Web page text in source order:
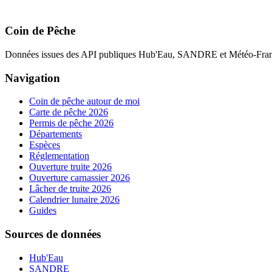
Coin de Pêche
Données issues des API publiques Hub'Eau, SANDRE et Météo-
Navigation
Coin de pêche autour de moi
Carte de pêche 2026
Permis de pêche 2026
Départements
Espèces
Réglementation
Ouverture truite 2026
Ouverture carnassier 2026
Lâcher de truite 2026
Calendrier lunaire 2026
Guides
Sources de données
Hub'Eau
SANDRE